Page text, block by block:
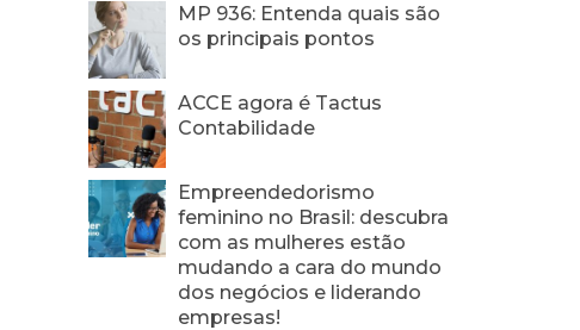
MP 936: Entenda quais são
os principais pontos
ACCE agora é Tactus
Contabilidade
Empreendedorismo
feminino no Brasil: descubra
com as mulheres estão
mudando a cara do mundo
dos negócios e liderando
empresas!